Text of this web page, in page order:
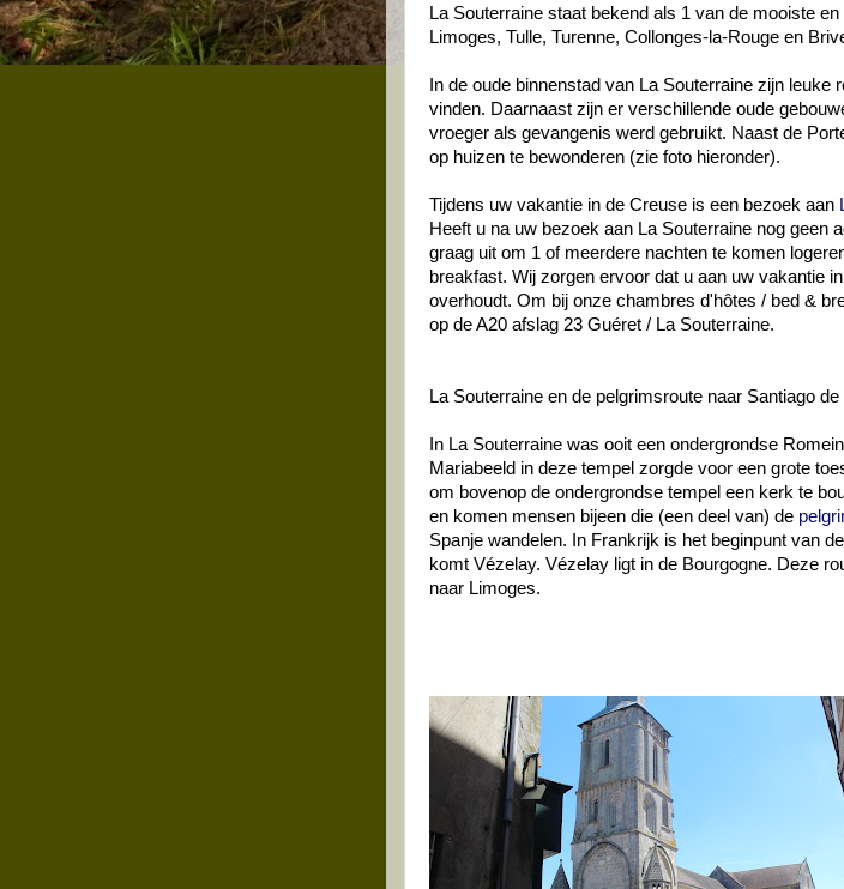
La Souterraine staat bekend als 1 van de mooiste
Limoges, Tulle, Turenne, Collonges-la-Rouge en
In de oude binnenstad van La Souterraine zijn
vinden. Daarnaast zijn er verschillende oude
vroeger als gevangenis werd gebruikt. Naast de
op huizen te bewonderen (zie foto hieronder).
Tijdens uw vakantie in de Creuse is een bezoek aan
Heeft u na uw bezoek aan La Souterraine nog geen
graag uit om 1 of meerdere nachten te komen
breakfast. Wij zorgen ervoor dat u aan uw vakantie
overhoudt. Om bij onze chambres d'hôtes / bed &
op de A20 afslag 23 Guéret / La Souterraine.
La Souterraine en de pelgrimsroute naar Santiago
In La Souterraine was ooit een ondergrondse
Mariabeeld in deze tempel zorgde voor een grote
om bovenop de ondergrondse tempel een kerk te
en komen mensen bijeen die (een deel van) de
Spanje wandelen. In Frankrijk is het beginpunt van
komt Vézelay. Vézelay ligt in de Bourgogne. Deze
naar Limoges.